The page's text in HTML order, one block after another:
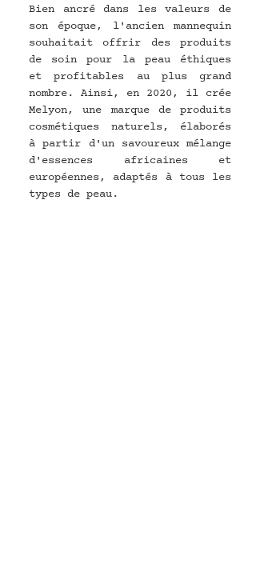
Bien ancré dans les valeurs de
son époque, l'ancien mannequin
souhaitait offrir des produits
de soin pour la peau éthiques
et profitables au plus grand
nombre. Ainsi, en 2020, il crée
Melyon, une marque de produits
cosmétiques naturels, élaborés
à partir d'un savoureux mélange
d'essences africaines et
européennes, adaptés à tous les
types de peau.